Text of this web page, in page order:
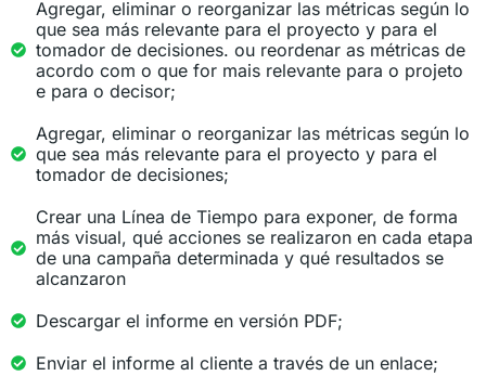
Agregar, eliminar o reorganizar las métricas según lo
que sea más relevante para el proyecto y para el
tomador de decisiones. ou reordenar as métricas de
acordo com o que for mais relevante para o projeto
e para o decisor;
Agregar, eliminar o reorganizar las métricas según lo
que sea más relevante para el proyecto y para el
tomador de decisiones;
Crear una Línea de Tiempo para exponer, de forma
más visual, qué acciones se realizaron en cada etapa
de una campaña determinada y qué resultados se
alcanzaron
Descargar el informe en versión PDF;
Enviar el informe al cliente a través de un enlace;